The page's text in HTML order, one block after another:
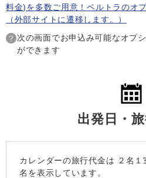
料金)を多数ご用意！ベルトラのオ
（外部サイトに遷移します。）
次の画面でお申込み可能なオプ
ができます
出発日・
カレンダーの旅行代金は ２名１
名を表示しています。